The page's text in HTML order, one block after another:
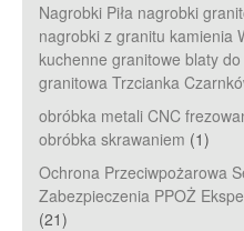
Nagrobki Piła nagrobki
nagrobki z granitu kamienia
kuchenne granitowe blaty
granitowa Trzcianka
obróbka metali CNC
obróbka skrawaniem (1)
Ochrona Przeciwpożarowa
Zabezpieczenia PPOŻ
(21)